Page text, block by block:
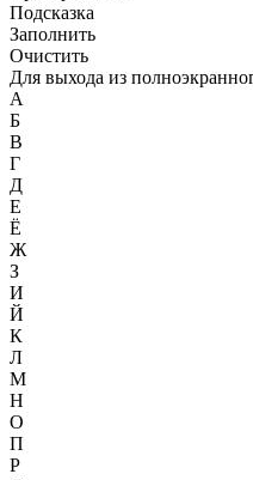
Подсказка
Заполнить
Очистить
Для выхода из
А
Б
В
Г
Д
Е
Ё
Ж
З
И
Й
К
Л
М
Н
О
П
Р